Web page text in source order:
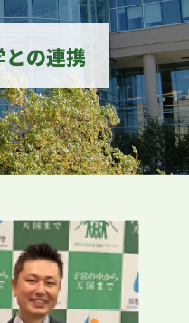
との連携